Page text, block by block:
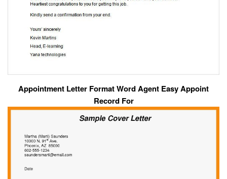
Appointment Letter Format Word Agent Easy Appoint
Record For